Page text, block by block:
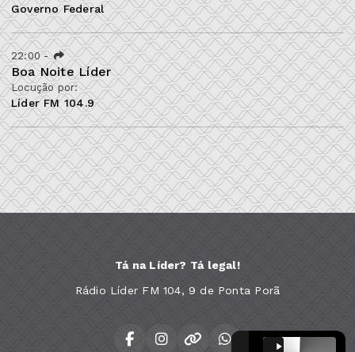
Governo Federal
22:00-
Boa Noite Líder
Locução por:
Líder FM 104.9
Tá na Líder? Tá legal!
Rádio Líder FM 104, 9 de Ponta Porã